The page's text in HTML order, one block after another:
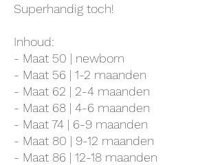
Superhandig toch!
Inhoud:
- Maat 50 | newborn
- Maat 56 | 1-2 maanden
- Maat 62 | 2-4 maanden
- Maat 68 | 4-6 maanden
- Maat 74 | 6-9 maanden
- Maat 80 | 9-12 maanden
- Maat 86 | 12-18 maanden